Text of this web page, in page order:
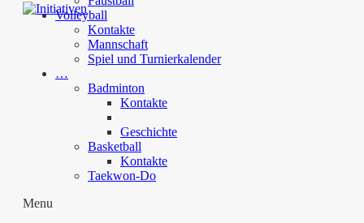
Volleyball
Kontakte
Mannschaft
Spiel und Turnierkalender
…
Badminton
Kontakte
Geschichte
Basketball
Kontakte
Taekwon-Do
Menu